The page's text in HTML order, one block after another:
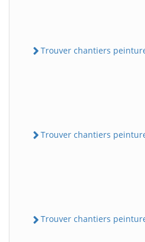
Trouver chantiers peinture
Trouver chantiers
Trouver chantiers